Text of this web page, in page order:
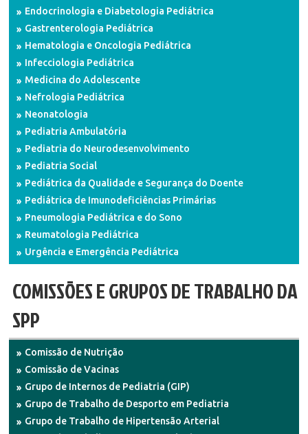
Endocrinologia e Diabetologia Pediátrica
Gastrenterologia Pediátrica
Hematologia e Oncologia Pediátrica
Infecciologia Pediátrica
Medicina do Adolescente
Nefrologia Pediátrica
Neonatologia
Pediatria Ambulatória
Pediatria do Neurodesenvolvimento
Pediatria Social
Pediátrica da Qualidade e Segurança do Doente
Pediátrica de Imunodeficiências Primárias
Pneumologia Pediátrica e do Sono
Reumatologia Pediátrica
Urgência e Emergência Pediátrica
COMISSÕES E GRUPOS DE TRABALHO DA
SPP
Comissão de Nutrição
Comissão de Vacinas
Grupo de Internos de Pediatria (GIP)
Grupo de Trabalho de Desporto em Pediatria
Grupo de Trabalho de Hipertensão Arterial